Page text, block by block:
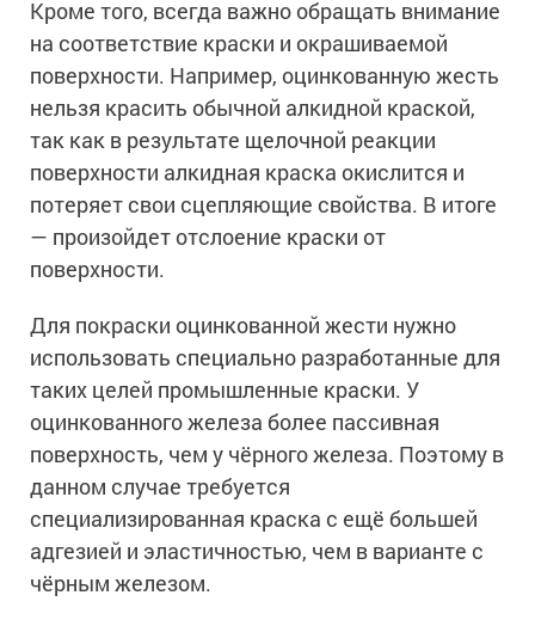
Кроме того, всегда важно обращать внимание
на соответствие краски и окрашиваемой
поверхности. Например, оцинкованную жесть
нельзя красить обычной алкидной краской,
так как в результате щелочной реакции
поверхности алкидная краска окислится и
потеряет свои сцепляющие свойства. В итоге
— произойдет отслоение краски от
поверхности.
Для покраски оцинкованной жести нужно
использовать специально разработанные для
таких целей промышленные краски. У
оцинкованного железа более пассивная
поверхность, чем у чёрного железа. Поэтому в
данном случае требуется
специализированная краска с ещё большей
адгезией и эластичностью, чем в варианте с
чёрным железом.